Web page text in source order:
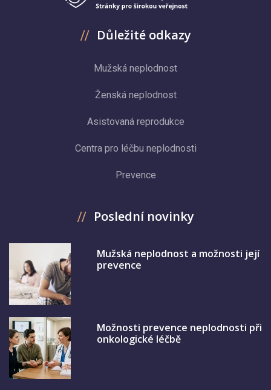
Důležité odkazy
Mužská neplodnost
Ženská neplodnost
Asistovaná reprodukce
Centra pro léčbu neplodnosti
Prevence
Poslední novinky
Mužská neplodnost a možnosti její
prevence
Možnosti prevence neplodnosti při
onkologické léčbě